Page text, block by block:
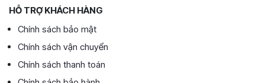
HỖ TRỢ KHÁCH HÀNG
Chính sách bảo mật
Chính sách vận chuyển
Chính sách thanh toán